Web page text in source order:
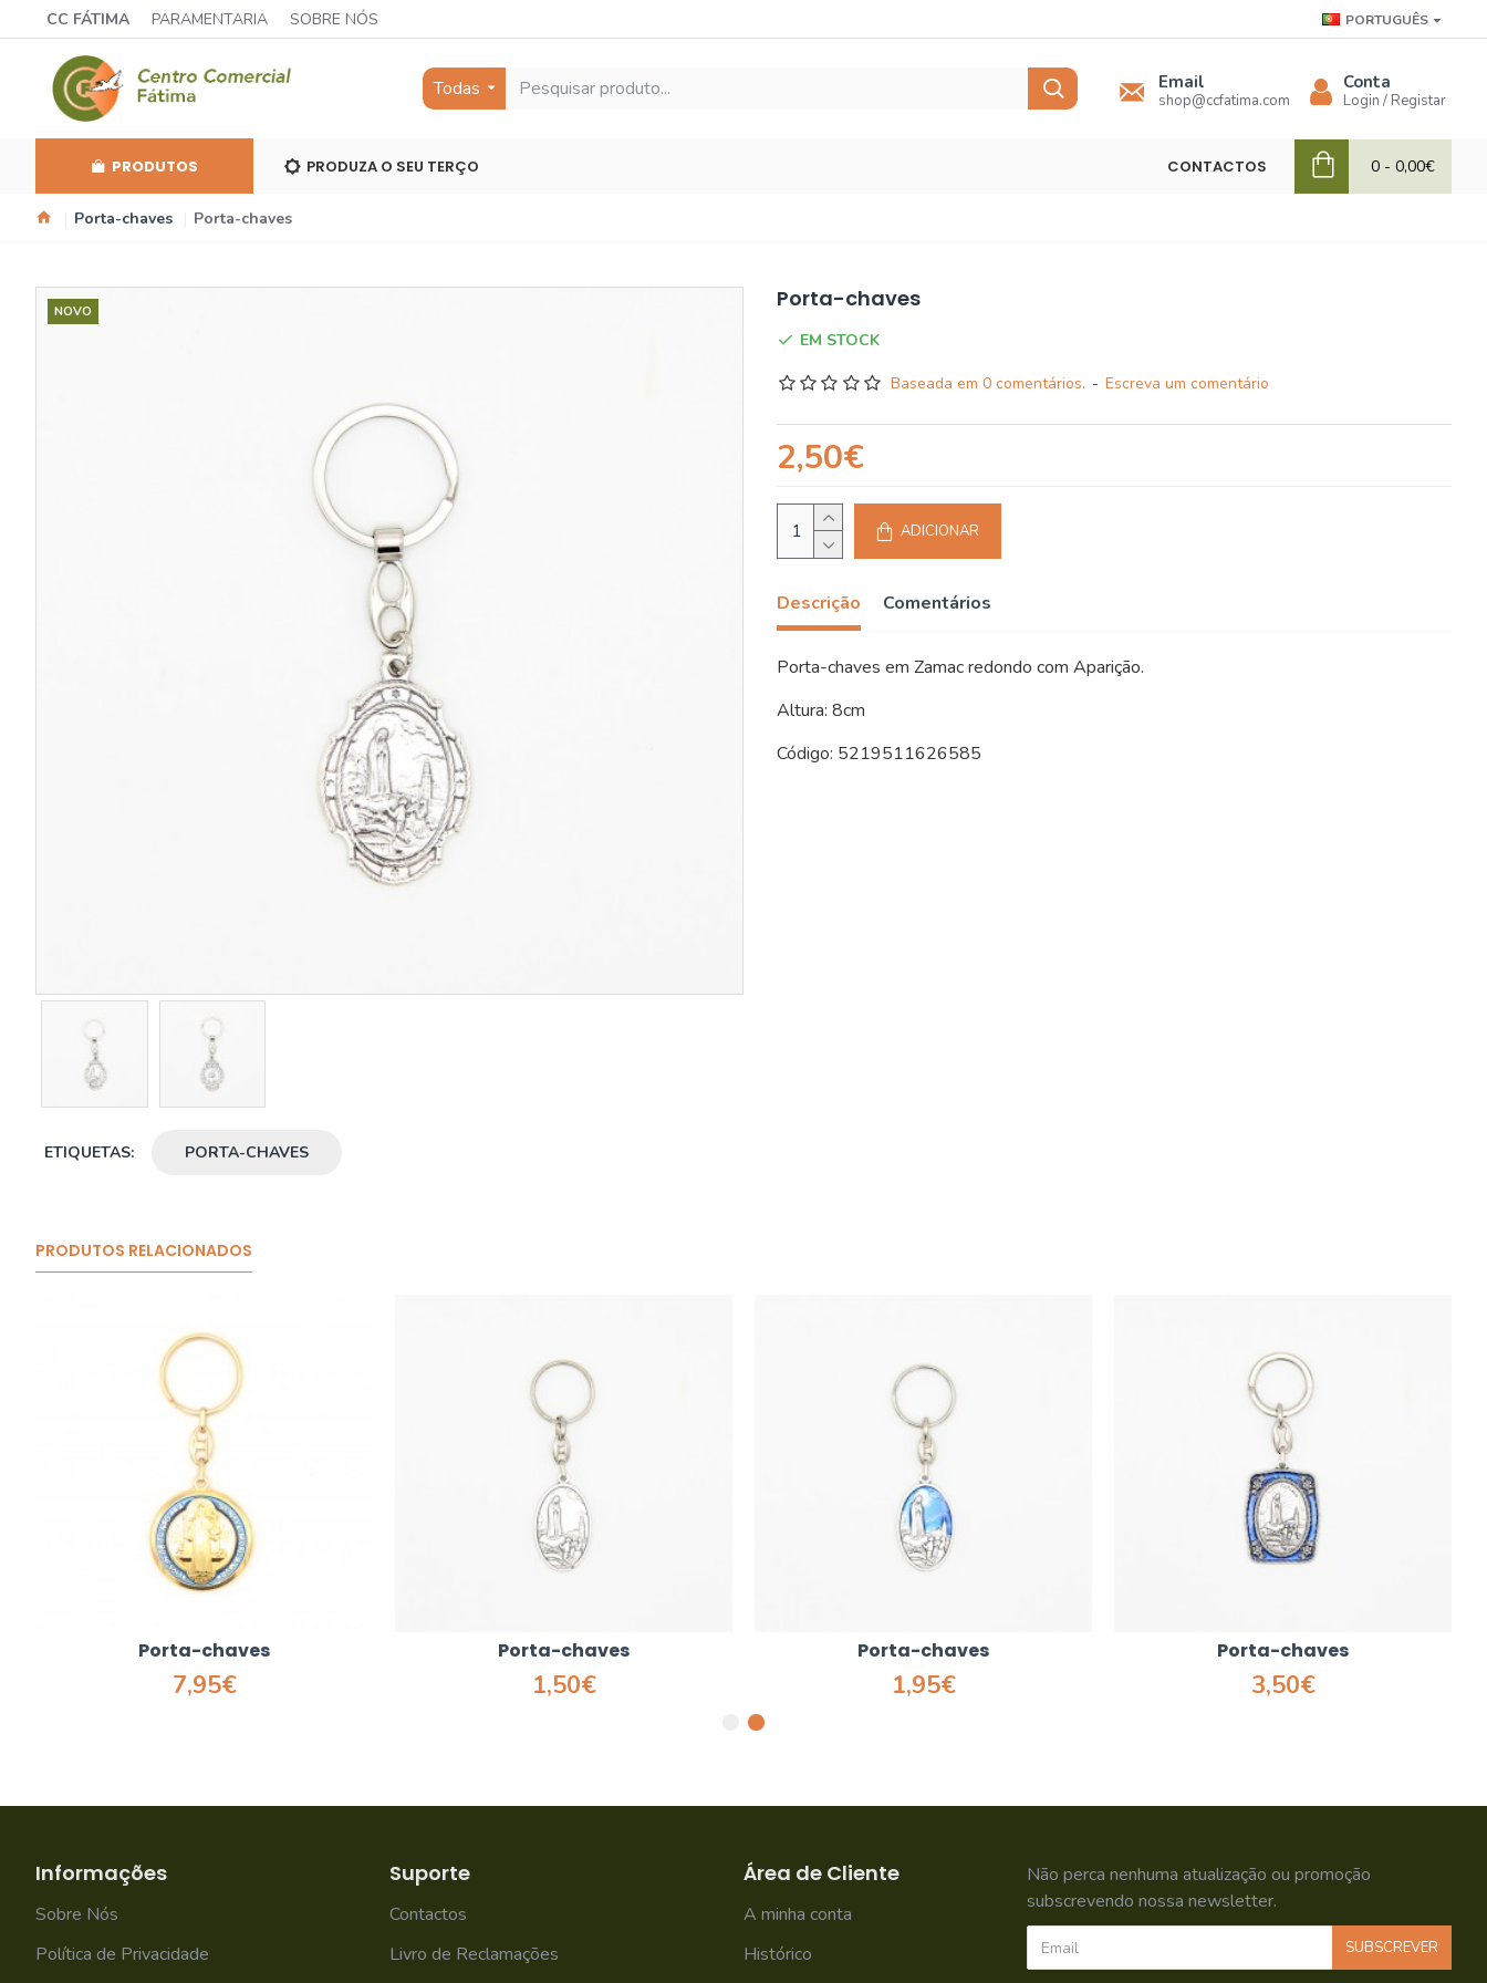
CC FÁTIMA PARAMENTARIA SOBRE NÓS PORTUGUÊS
Todas Email
shop@ccfatima.com
Conta
Login / Registar
PRODUTOS PRODUZA O SEU TERÇO CONTACTOS 0 - 0,00€
Porta-chaves Porta-chaves
NOVO
ETIQUETAS: PORTA-CHAVES
Porta-chaves
EM STOCK
Baseada em 0 comentários. - Escreva um comentário
2,50€
ADICIONAR
Descrição Comentários
Porta-chaves em Zamac redondo com Aparição.
Altura: 8cm
Código: 5219511626585
PRODUTOS RELACIONADOS
Porta-chaves
7,95€
Porta-chaves
1,50€
Porta-chaves
1,95€
Porta-chaves
3,50€
Informações
Sobre Nós
Política de Privacidade
Suporte
Contactos
Livro de Reclamações
Área de Cliente
A minha conta
Histórico
Não perca nenhuma atualização ou promoção
subscrevendo nossa newsletter.
SUBSCREVER